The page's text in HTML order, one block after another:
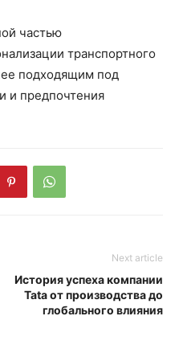
частью
транспортного
подходящим под
и предпочтения
Next article
История успеха компании
Tata от производства до
глобального влияния